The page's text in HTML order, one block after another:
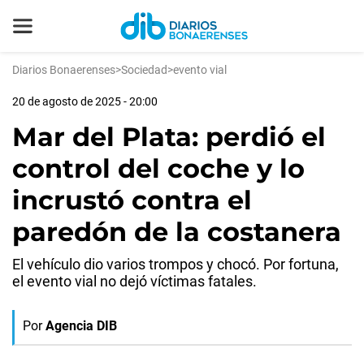
Diarios Bonaerenses>Sociedad>evento vial
20 de agosto de 2025 - 20:00
Mar del Plata: perdió el
control del coche y lo
incrustó contra el
paredón de la costanera
El vehículo dio varios trompos y chocó. Por fortuna,
el evento vial no dejó víctimas fatales.
Por Agencia DIB